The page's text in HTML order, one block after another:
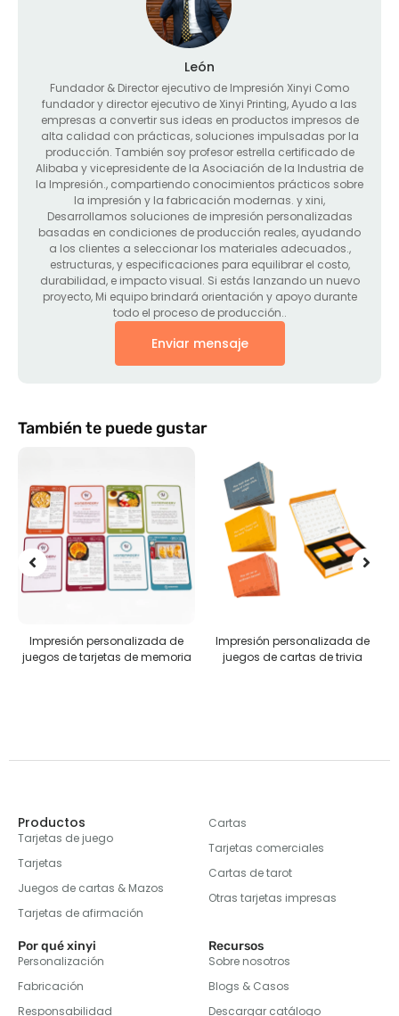
León
Fundador & Director ejecutivo de Impresión Xinyi Como
fundador y director ejecutivo de Xinyi Printing, Ayudo a las
empresas a convertir sus ideas en productos impresos de
alta calidad con prácticas, soluciones impulsadas por la
producción. También soy profesor estrella certificado de
Alibaba y vicepresidente de la Asociación de la Industria de
la Impresión., compartiendo conocimientos prácticos sobre
la impresión y la fabricación modernas. y xini,
Desarrollamos soluciones de impresión personalizadas
basadas en condiciones de producción reales, ayudando
a los clientes a seleccionar los materiales adecuados.,
estructuras, y especificaciones para equilibrar el costo,
durabilidad, e impacto visual. Si estás lanzando un nuevo
proyecto, Mi equipo brindará orientación y apoyo durante
todo el proceso de producción..
Enviar mensaje
También te puede gustar
Impresión personalizada de
juegos de tarjetas de memoria
Impresión personalizada de
juegos de cartas de trivia
Productos
Tarjetas de juego
Tarjetas
Juegos de cartas & Mazos
Tarjetas de afirmación
Cartas
Tarjetas comerciales
Cartas de tarot
Otras tarjetas impresas
Por qué xinyi
Personalización
Fabricación
Responsabilidad
Recursos
Sobre nosotros
Blogs & Casos
Descargar catálogo